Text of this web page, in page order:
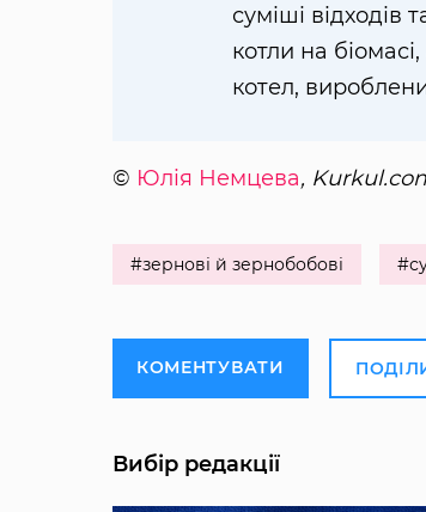
суміші відходів
котли на
котел,
© Юлія Немцева,
#зернові й зернобобові
КОМЕНТУВАТИ
Вибір редакції